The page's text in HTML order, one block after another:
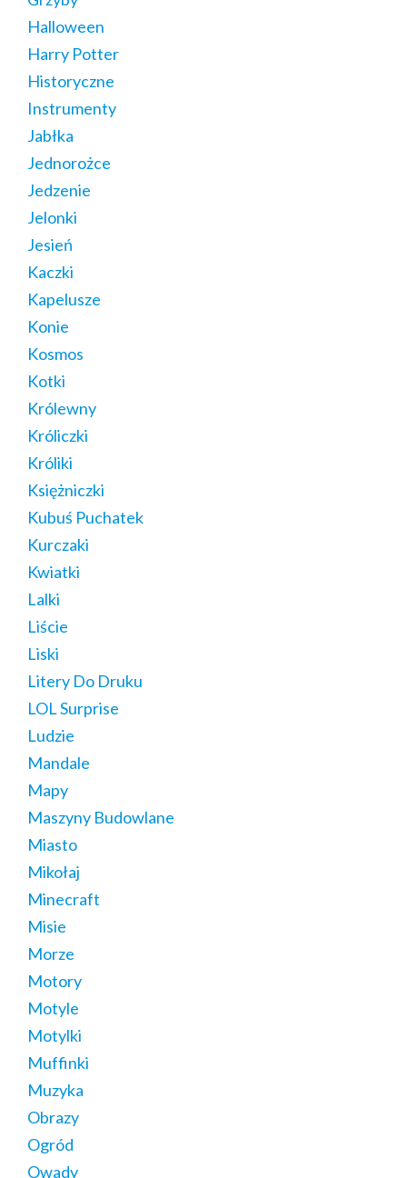
Halloween
Harry Potter
Historyczne
Instrumenty
Jabłka
Jednorożce
Jedzenie
Jelonki
Jesień
Kaczki
Kapelusze
Konie
Kosmos
Kotki
Królewny
Króliczki
Króliki
Księżniczki
Kubuś Puchatek
Kurczaki
Kwiatki
Lalki
Liście
Liski
Litery Do Druku
LOL Surprise
Ludzie
Mandale
Mapy
Maszyny Budowlane
Miasto
Mikołaj
Minecraft
Misie
Morze
Motory
Motyle
Motylki
Muffinki
Muzyka
Obrazy
Ogród
Owady